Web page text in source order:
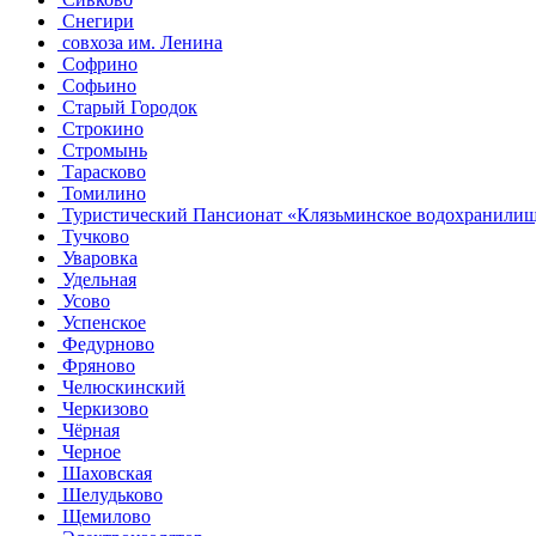
Снегири
совхоза им. Ленина
Софрино
Софьино
Старый Городок
Строкино
Стромынь
Тарасково
Томилино
Туристический Пансионат «Клязьминское
Тучково
Уваровка
Удельная
Усово
Успенское
Федурново
Фряново
Челюскинский
Черкизово
Чёрная
Черное
Шаховская
Шелудьково
Щемилово